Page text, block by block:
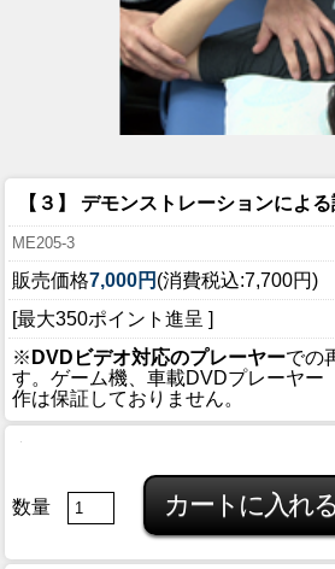
【３】 デモンストレーションによ
ME205-3
販売価格7,000円 (消費税込:7,700円)
[最大350ポイント進呈 ]
※ DVDビデオ対応のプレーヤーでの
す。ゲーム機、車載DVDプレーヤー
作は保証しておりません。
数量